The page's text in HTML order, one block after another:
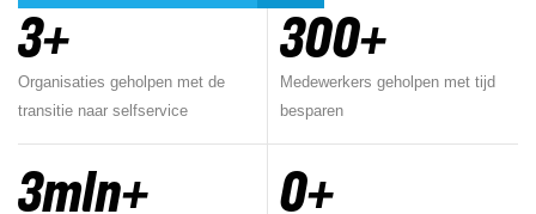
Organisaties geholpen met de
transitie naar selfservice
3+
Medewerkers geholpen met tijd
besparen
300+
3mln+ 0+